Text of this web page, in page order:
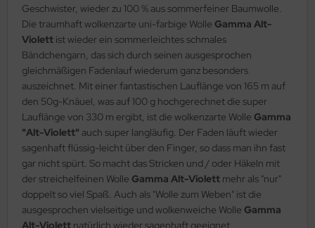
Geschwister, wieder zu 100 % aus sommerfeiner Baumwolle.
Die traumhaft wolkenzarte uni-farbige Wolle Gamma Alt-
Violett ist wieder ein sommerleichtes schmales
Bändchengarn, das sich durch seinen ausgesprochen
gleichmäßigen Fadenlauf wiederum ganz besonders
auszeichnet. Mit einer fantastischen Lauflänge von 165 m auf
den 50g-Knäuel, was auf 100 g hochgerechnet die super
Lauflänge von 330 m ergibt, ist die wolkenzarte Wolle Gamma
"Alt-Violett" auch super langläufig. Der Faden läuft wieder
sagenhaft flüssig-leicht über den Finger, so dass man ihn fast
gar nicht spürt. So macht das Stricken und / oder Häkeln mit
der streichelfeinen Wolle Gamma Alt-Violett mehr als "nur"
doppelt so viel Spaß. Auch als "Wolle zum Weben" ist die
ausgesprochen vielseitige und wolkenweiche Wolle Gamma
Alt-Violett natürlich wieder sagenhaft geeignet.